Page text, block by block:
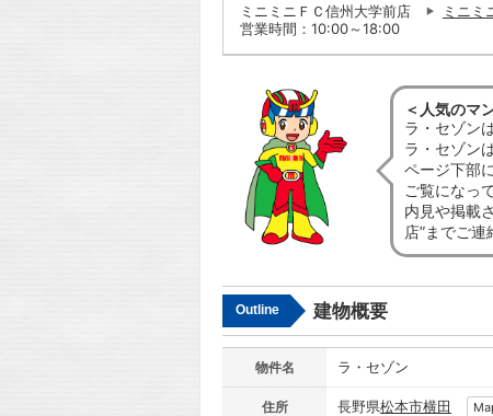
ミニミニＦＣ信州大学前店
ミニミ
営業時間：10:00～18:00
＜人気のマ
ラ・セゾン
ラ・セゾン
ページ下部
ご覧になっ
内見や掲載
店”までご連
Outline 建物概要
物件名 ラ・セゾン
住所 長野県松本市横田